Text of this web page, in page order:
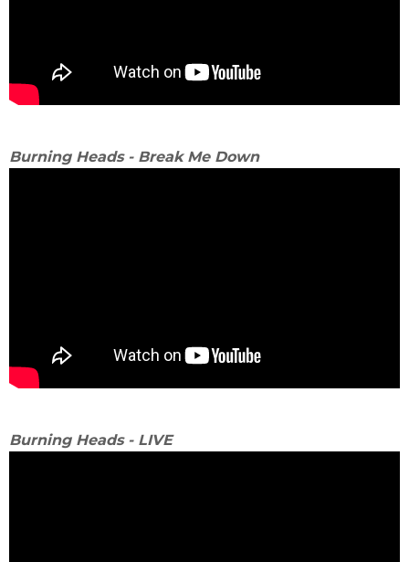
Burning Heads - Break Me Down
Burning Heads - LIVE